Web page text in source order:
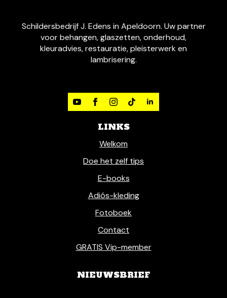
Schildersbedrijf J. Edens in Apeldoorn. Uw partner
voor behangen, glaszetten, onderhoud,
kleuradvies, restauratie, pleisterwerk en
lambrisering.
LINKS
Welkom
Doe het zelf tips
E-books
Adiós-kleding
Fotoboek
Contact
GRATIS Vip-member
NIEUWSBRIEF